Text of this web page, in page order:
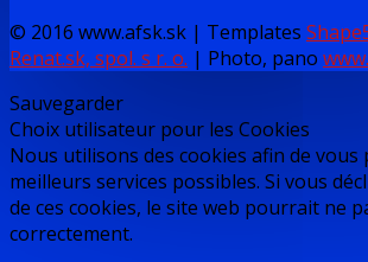
© 2016 www.afsk.sk | Templates
Renat.sk, spol. s r. o. | Photo, pano
Sauvegarder
Choix utilisateur pour les Cookies
Nous utilisons des cookies afin de vous
meilleurs services possibles. Si vous
de ces cookies, le site web pourrait ne
correctement.